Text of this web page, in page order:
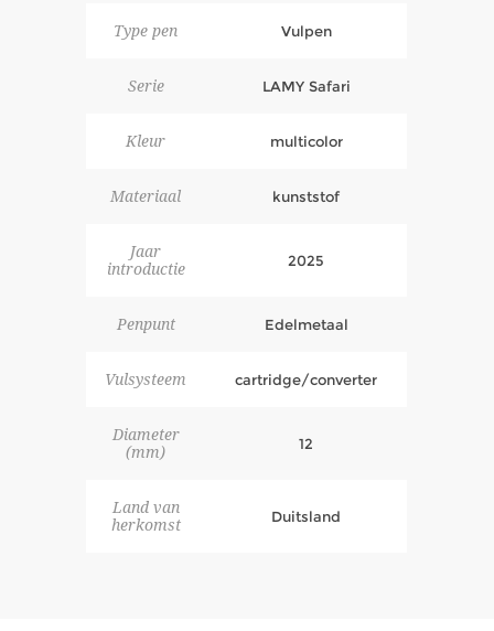
Type pen Vulpen
Serie LAMY Safari
Kleur multicolor
Materiaal kunststof
Jaar
introductie
2025
Penpunt Edelmetaal
Vulsysteem cartridge/converter
Diameter
(mm)
12
Land van
herkomst
Duitsland